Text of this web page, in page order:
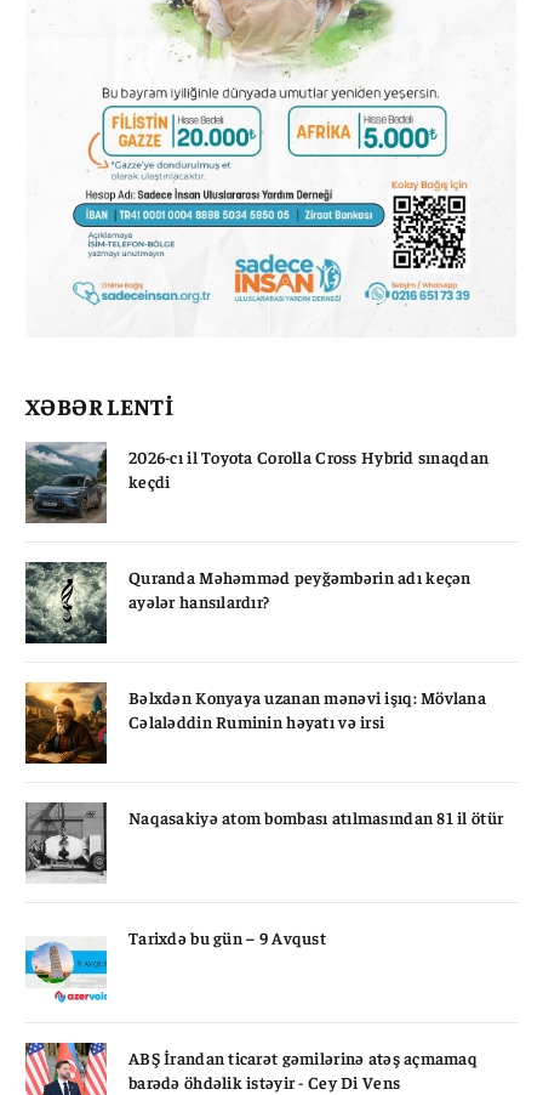
XƏBƏR LENTİ
2026-cı il Toyota Corolla Cross Hybrid sınaqdan
keçdi
Quranda Məhəmməd peyğəmbərin adı keçən
ayələr hansılardır?
Bəlxdən Konyaya uzanan mənəvi işıq: Mövlana
Cəlaləddin Ruminin həyatı və irsi
Naqasakiyə atom bombası atılmasından 81 il ötür
Tarixdə bu gün – 9 Avqust
ABŞ İrandan ticarət gəmilərinə atəş açmamaq
barədə öhdəlik istəyir - Cey Di Vens